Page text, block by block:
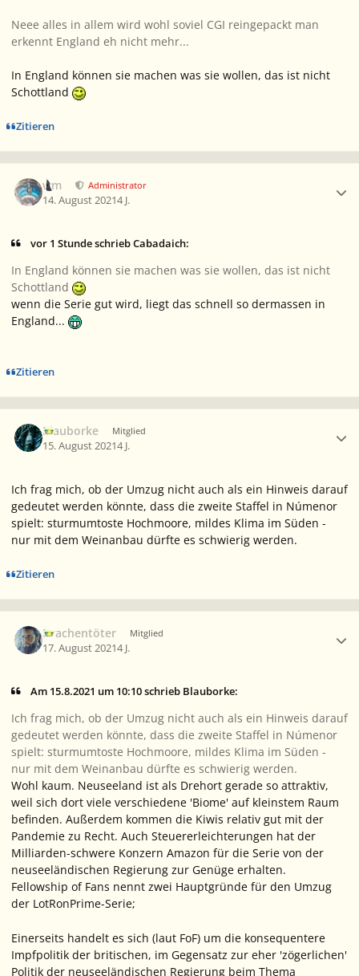
Neee alles in allem wird wohl soviel CGI reingepackt man
erkennt England eh nicht mehr...
In England können sie machen was sie wollen, das ist nicht
Schottland
Zitieren
wm Administrator
14. August 20214 J.
vor 1 Stunde schrieb Cabadaich:
In England können sie machen was sie wollen, das ist nicht
Schottland
wenn die Serie gut wird, liegt das schnell so dermassen in
England...
Zitieren
Blauborke Mitglied
15. August 20214 J.
Ich frag mich, ob der Umzug nicht auch als ein Hinweis darauf
gedeutet werden könnte, dass die zweite Staffel in Númenor
spielt: sturmumtoste Hochmoore, mildes Klima im Süden -
nur mit dem Weinanbau dürfte es schwierig werden.
Zitieren
Drachentöter Mitglied
17. August 20214 J.
Am 15.8.2021 um 10:10 schrieb Blauborke:
Ich frag mich, ob der Umzug nicht auch als ein Hinweis darauf
gedeutet werden könnte, dass die zweite Staffel in Númenor
spielt: sturmumtoste Hochmoore, mildes Klima im Süden -
nur mit dem Weinanbau dürfte es schwierig werden.
Wohl kaum. Neuseeland ist als Drehort gerade so attraktiv,
weil sich dort viele verschiedene 'Biome' auf kleinstem Raum
befinden. Außerdem kommen die Kiwis relativ gut mit der
Pandemie zu Recht. Auch Steuererleichterungen hat der
Milliarden-schwere Konzern Amazon für die Serie von der
neuseeländischen Regierung zur Genüge erhalten.
Fellowship of Fans nennt zwei Hauptgründe für den Umzug
der LotRonPrime-Serie;
Einerseits handelt es sich (laut FoF) um die konsequentere
Impfpolitik der britischen, im Gegensatz zur eher 'zögerlichen'
Politik der neuseeländischen Regierung beim Thema